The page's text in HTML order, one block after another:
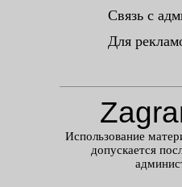
Связь с
Для
Использование
допускается